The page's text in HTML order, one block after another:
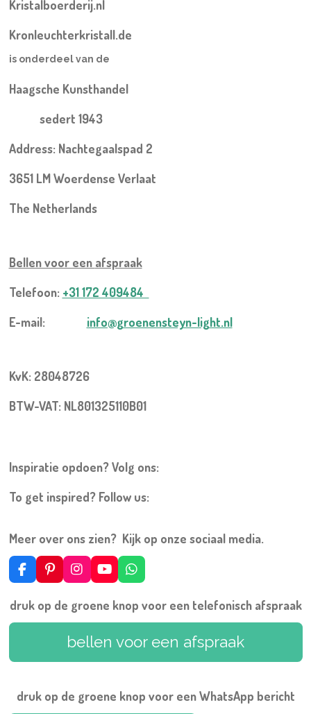
Kristalboerderij.nl
Kronleuchterkristall.de
is onderdeel van de
Haagsche Kunsthandel
sedert 1943
Address: Nachtegaalspad 2
3651 LM Woerdense Verlaat
The Netherlands
Bellen voor een afspraak
Telefoon: +31 172 409484
E-mail: info@groenensteyn-light.nl
KvK: 28048726
BTW-VAT: NL801325110B01
Inspiratie opdoen? Volg ons:
To get inspired? Follow us:
Meer over ons zien? Kijk op onze sociaal media.
F
a
e
b
k
P
i
t
e
s
I
n
t
a
g
r
a
Y
o
T
u
b
e
W
h
t
s
A
p
p
druk op de groene knop voor een telefonisch afspraak
bellen voor een afspraak
druk op de groene knop voor een WhatsApp bericht